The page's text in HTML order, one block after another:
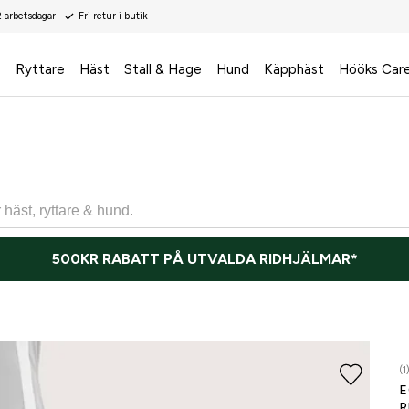
Fri retur i butik
Ryttare Häst Stall & Hage Hund Käpphäst Hööks
500KR RABATT PÅ UTVALDA RIDHJÄLMAR*
(1)